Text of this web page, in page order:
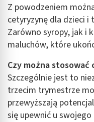
Z powodzeniem
cetyryzynę dla dzieci i
Zarówno syropy, jak i
maluchów, które
Czy można
Szczególnie jest to
trzecim trymestrze
przewyższają
się upewnić u